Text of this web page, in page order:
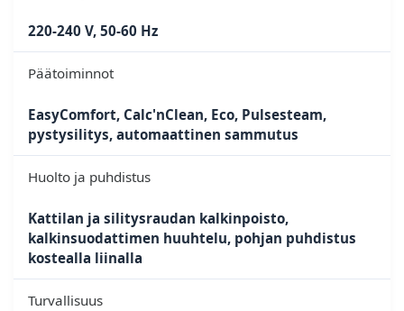
220-240 V, 50-60 Hz
Päätoiminnot
EasyComfort, Calc'nClean, Eco, Pulsesteam,
pystysilitys, automaattinen sammutus
Huolto ja puhdistus
Kattilan ja silitysraudan kalkinpoisto,
kalkinsuodattimen huuhtelu, pohjan puhdistus
kostealla liinalla
Turvallisuus